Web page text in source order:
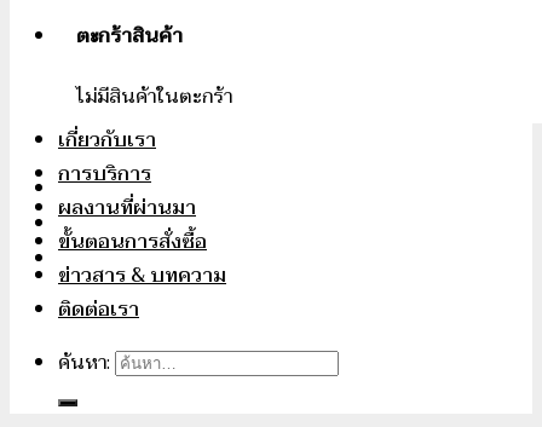
ตะกร้าสินค้า
ไม่มีสินค้าในตะกร้า
เกี่ยวกับเรา
การบริการ
ผลงานที่ผ่านมา
ขั้นตอนการสั่งซื้อ
ข่าวสาร & บทความ
ติดต่อเรา
ค้นหา: